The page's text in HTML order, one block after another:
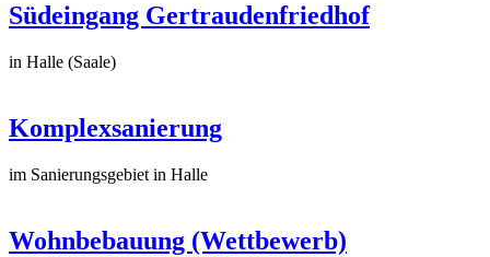
Südeingang Gertraudenfriedhof
in Halle (Saale)
Komplexsanierung
im Sanierungsgebiet in Halle
Wohnbebauung (Wettbewerb)